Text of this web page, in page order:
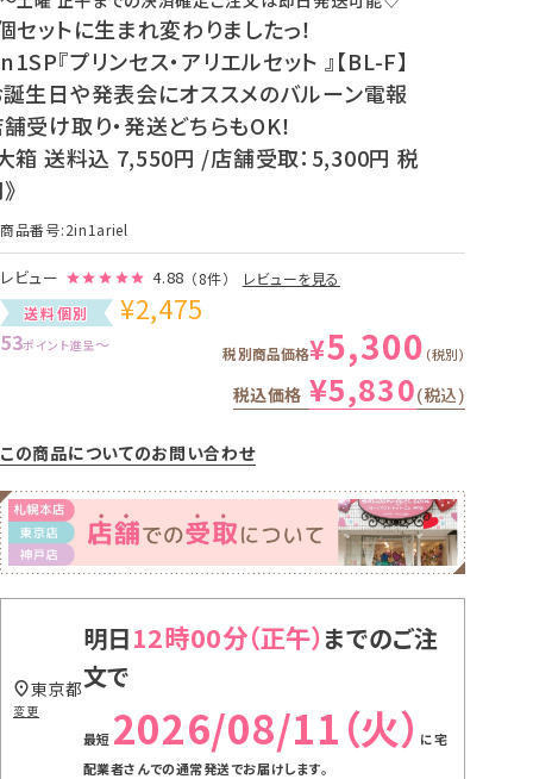
セットに生まれ変わりましたっ！
『プリンセス・アリエルセット 』【BL-F】
生日や発表会にオススメのバルーン電報
受け取り・発送どちらもOK！
箱 送料込 7,550円 /店舗受取：5,300円 税
商品番号 2in1ariel
レビュー 4.88 （8件）
レビューを見る
送料個別
¥2,475
53ポイント進呈〜 税別商品価格¥5,300 税別
税込価格 ¥5,830 税込
この商品についてのお問い合わせ
明日12時00分
までのご注
文で
2026/08/11（火） に宅
配業者さんでの通常発送でお届けします。
東京都
変更